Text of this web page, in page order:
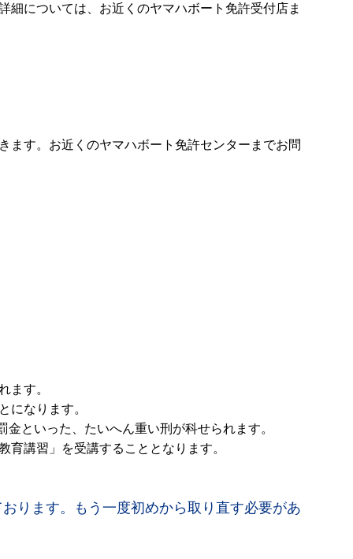
細については、お近くのヤマハボート免許受付店ま
ます。お近くのヤマハボート免許センターまでお問
ます。
になります。
といった、たいへん重い刑が科せられます。
講習」を受講することとなります。
ります。もう一度初めから取り直す必要があ